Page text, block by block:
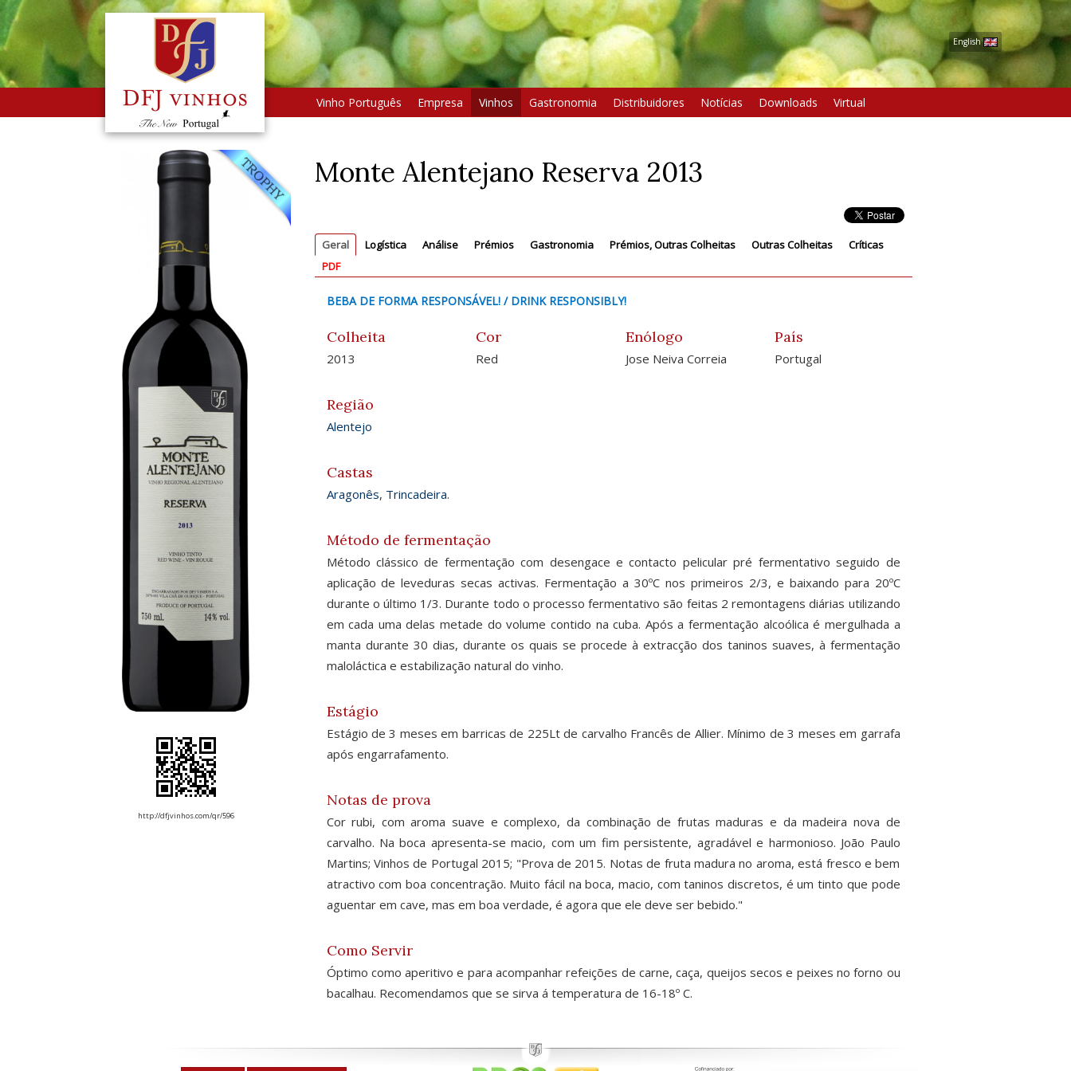
English
Vinho Português Empresa Vinhos Gastronomia Distribuidores Notícias Downloads Virtual
http://dfjvinhos.com/qr/596
Monte Alentejano Reserva 2013
Geral Logística Análise Prémios Gastronomia Prémios, Outras Colheitas Outras Colheitas
Críticas
PDF
BEBA DE FORMA RESPONSÁVEL! / DRINK RESPONSIBLY!
Colheita
2013
Cor
Red
Enólogo
Jose Neiva Correia
País
Portugal
Região
Alentejo
Castas
Aragonês, Trincadeira.
Método de fermentação
Método clássico de fermentação com desengace e contacto pelicular pré fermentativo seguido de
aplicação de leveduras secas activas. Fermentação a 30ºC nos primeiros 2/3, e baixando para 20ºC
durante o último 1/3. Durante todo o processo fermentativo são feitas 2 remontagens diárias utilizando
em cada uma delas metade do volume contido na cuba. Após a fermentação alcoólica é mergulhada a
manta durante 30 dias, durante os quais se procede à extracção dos taninos suaves, à fermentação
maloláctica e estabilização natural do vinho.
Estágio
Estágio de 3 meses em barricas de 225Lt de carvalho Francês de Allier. Mínimo de 3 meses em garrafa
após engarrafamento.
Notas de prova
Cor rubi, com aroma suave e complexo, da combinação de frutas maduras e da madeira nova de
carvalho. Na boca apresenta-se macio, com um fim persistente, agradável e harmonioso. João Paulo
Martins; Vinhos de Portugal 2015; "Prova de 2015. Notas de fruta madura no aroma, está fresco e bem
atractivo com boa concentração. Muito fácil na boca, macio, com taninos discretos, é um tinto que pode
aguentar em cave, mas em boa verdade, é agora que ele deve ser bebido."
Como Servir
Óptimo como aperitivo e para acompanhar refeições de carne, caça, queijos secos e peixes no forno ou
bacalhau. Recomendamos que se sirva á temperatura de 16-18º C.